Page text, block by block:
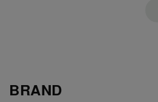
BRAND